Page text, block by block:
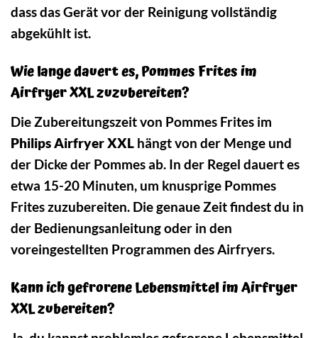
dass das Gerät vor der Reinigung vollständig
abgekühlt ist.
Wie lange dauert es, Pommes Frites im
Airfryer XXL zuzubereiten?
Die Zubereitungszeit von Pommes Frites im
Philips Airfryer XXL hängt von der Menge und
der Dicke der Pommes ab. In der Regel dauert es
etwa 15-20 Minuten, um knusprige Pommes
Frites zuzubereiten. Die genaue Zeit findest du in
der Bedienungsanleitung oder in den
voreingestellten Programmen des Airfryers.
Kann ich gefrorene Lebensmittel im Airfryer
XXL zubereiten?